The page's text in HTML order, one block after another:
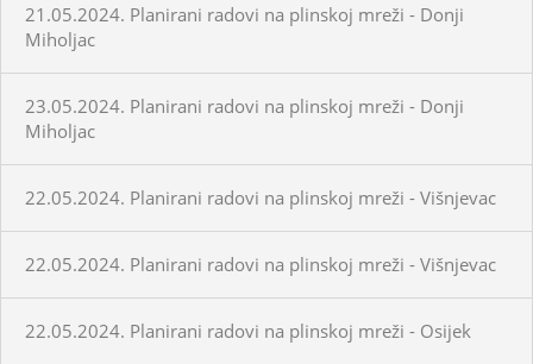
21.05.2024. Planirani radovi na plinskoj mreži - Donji
Miholjac
23.05.2024. Planirani radovi na plinskoj mreži - Donji
Miholjac
22.05.2024. Planirani radovi na plinskoj mreži - Višnjevac
22.05.2024. Planirani radovi na plinskoj mreži - Višnjevac
22.05.2024. Planirani radovi na plinskoj mreži - Osijek